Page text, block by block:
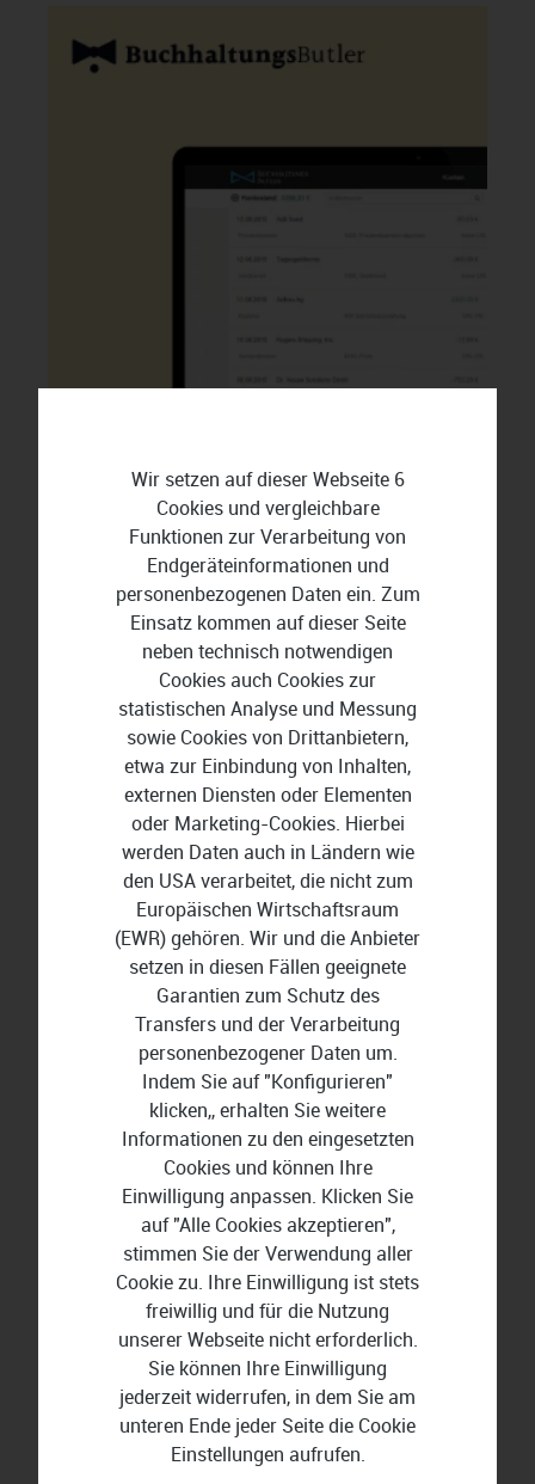
BuchhaltungsButler
Lexware Office
Wissenswertes rund um
Finanzen und Buchführung
Wir setzen auf dieser Webseite 6
Cookies und vergleichbare
Funktionen zur Verarbeitung von
Endgeräteinformationen und
personenbezogenen Daten ein. Zum
Einsatz kommen auf dieser Seite
neben technisch notwendigen
Cookies auch Cookies zur
statistischen Analyse und Messung
sowie Cookies von Drittanbietern,
etwa zur Einbindung von Inhalten,
externen Diensten oder Elementen
oder Marketing-Cookies. Hierbei
werden Daten auch in Ländern wie
den USA verarbeitet, die nicht zum
Europäischen Wirtschaftsraum
(EWR) gehören. Wir und die Anbieter
setzen in diesen Fällen geeignete
Garantien zum Schutz des
Transfers und der Verarbeitung
personenbezogener Daten um.
Indem Sie auf "Konfigurieren"
klicken,, erhalten Sie weitere
Informationen zu den eingesetzten
Cookies und können Ihre
Einwilligung anpassen. Klicken Sie
auf "Alle Cookies akzeptieren",
stimmen Sie der Verwendung aller
Cookie zu. Ihre Einwilligung ist stets
freiwillig und für die Nutzung
unserer Webseite nicht erforderlich.
Sie können Ihre Einwilligung
jederzeit widerrufen, in dem Sie am
unteren Ende jeder Seite die Cookie
Einstellungen aufrufen.